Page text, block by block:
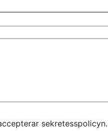
sekretesspolicyn.